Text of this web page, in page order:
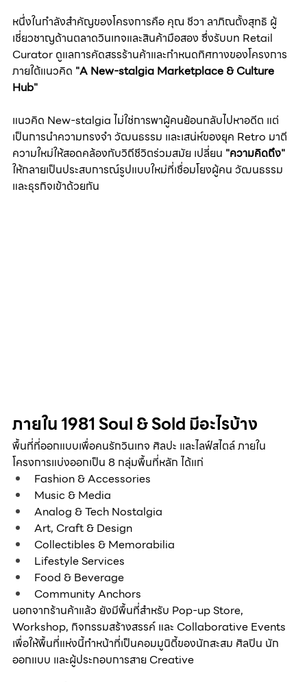
หนึ่งในกำลังสำคัญของโครงการคือ คุณ ชีวา ลาภิณตั้งสุทธิ ผู้
เชี่ยวชาญด้านตลาดวินเทจและสินค้ามือสอง ซึ่งรับบท Retail
Curator ดูแลการคัดสรรร้านค้าและกำหนดทิศทางของโครงการ
ภายใต้แนวคิด "A New-stalgia Marketplace & Culture
Hub"
แนวคิด New-stalgia ไม่ใช่การพาผู้คนย้อนกลับไปหาอดีต แต่
เป็นการนำความทรงจำ วัฒนธรรม และเสน่ห์ของยุค Retro มาตี
ความใหม่ให้สอดคล้องกับวิถีชีวิตร่วมสมัย เปลี่ยน "ความคิดถึง"
ให้กลายเป็นประสบการณ์รูปแบบใหม่ที่เชื่อมโยงผู้คน วัฒนธรรม
และธุรกิจเข้าด้วยกัน
ภายใน 1981 Soul & Sold มีอะไรบ้าง
พื้นที่ที่ออกแบบเพื่อคนรักวินเทจ ศิลปะ และไลฟ์สไตล์ ภายใน
โครงการแบ่งออกเป็น 8 กลุ่มพื้นที่หลัก ได้แก่
Fashion & Accessories
Music & Media
Analog & Tech Nostalgia
Art, Craft & Design
Collectibles & Memorabilia
Lifestyle Services
Food & Beverage
Community Anchors
นอกจากร้านค้าแล้ว ยังมีพื้นที่สำหรับ Pop-up Store,
Workshop, กิจกรรมสร้างสรรค์ และ Collaborative Events
เพื่อให้พื้นที่แห่งนี้ทำหน้าที่เป็นคอมมูนิตี้ของนักสะสม ศิลปิน นัก
ออกแบบ และผู้ประกอบการสาย Creative